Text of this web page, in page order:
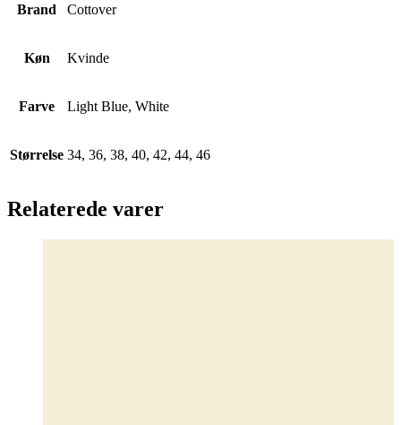
Brand Cottover
Køn Kvinde
Farve Light Blue, White
Størrelse 34, 36, 38, 40, 42, 44, 46
Relaterede varer